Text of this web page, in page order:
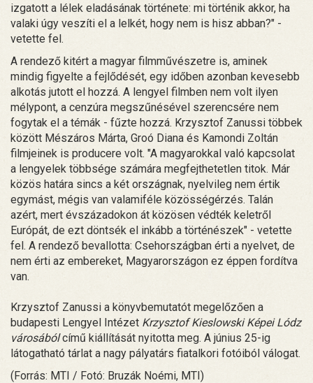
izgatott a lélek eladásának története: mi történik akkor, ha
valaki úgy veszíti el a lelkét, hogy nem is hisz abban?" -
vetette fel.
A rendező kitért a magyar filmművészetre is, aminek
mindig figyelte a fejlődését, egy időben azonban kevesebb
alkotás jutott el hozzá. A lengyel filmben nem volt ilyen
mélypont, a cenzúra megszűnésével szerencsére nem
fogytak el a témák - fűzte hozzá. Krzysztof Zanussi többek
között Mészáros Márta, Groó Diana és Kamondi Zoltán
filmjeinek is producere volt. "A magyarokkal való kapcsolat
a lengyelek többsége számára megfejthetetlen titok. Már
közös határa sincs a két országnak, nyelvileg nem értik
egymást, mégis van valamiféle közösségérzés. Talán
azért, mert évszázadokon át közösen védték keletről
Európát, de ezt döntsék el inkább a történészek" - vetette
fel. A rendező bevallotta: Csehországban érti a nyelvet, de
nem érti az embereket, Magyarországon ez éppen fordítva
van.
Krzysztof Zanussi a könyvbemutatót megelőzően a
budapesti Lengyel Intézet Krzysztof Kieslowski Képei Lódz
városábólcímű kiállítását nyitotta meg. A június 25-ig
látogatható tárlat a nagy pályatárs fiatalkori fotóiból válogat.
(Forrás: MTI / Fotó: Bruzák Noémi, MTI)